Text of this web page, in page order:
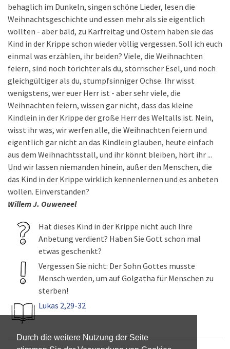
Durch die weitere Nutzung der Seite
behaglich im Dunkeln, singen schöne Lieder, lesen die
Weihnachtsgeschichte und essen mehr als sie eigentlich
wollten - aber bald, zu Karfreitag und Ostern haben sie das
Kind in der Krippe schon wieder völlig vergessen. Soll ich euch
einmal was erzählen, ihr beiden? Viele, die Weihnachten
feiern, sind noch törichter als du, störrischer Esel, und noch
gleichgültiger als du, stumpfsinniger Ochse. Ihr wisst
wenigstens, wer euer Herr ist - aber sehr viele, die
Weihnachten feiern, wissen gar nicht, dass das kleine
Kindlein in der Krippe der große Herr des Weltalls ist. Nein,
wisst ihr was, wir werfen alle, die Weihnachten feiern und
eigentlich gar nicht an das Kindlein glauben, heute einfach
aus dem Weihnachtsstall, und ihr könnt bleiben, hört ihr ...
Und wir lassen niemanden hinein, außer den Menschen, die
das Kind in der Krippe wirklich kennenlernen und es anbeten
wollen. Einverstanden?
Willem J. Ouweneel
Hat dieses Kind in der Krippe nicht auch Ihre
Anbetung verdient? Haben Sie Gott schon mal
etwas geschenkt?
Vergessen Sie nicht: Der Sohn Gottes musste
Mensch werden, um auf Golgatha für Menschen zu
sterben!
Lukas 2,29-32